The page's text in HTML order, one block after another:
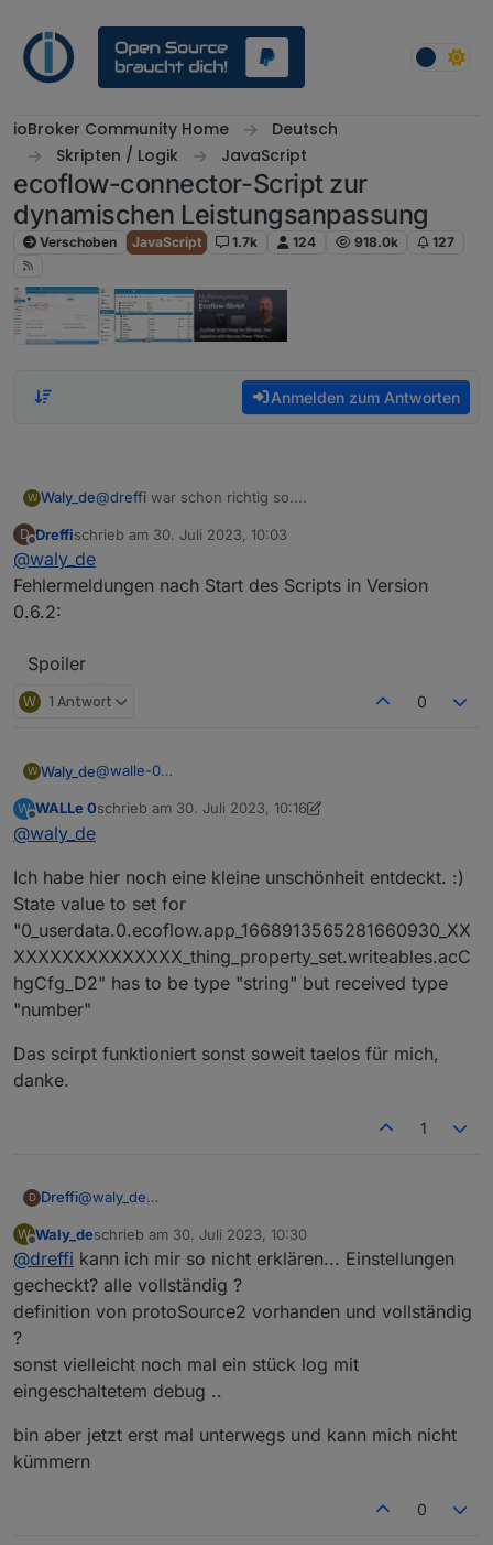
ioBroker Community Home
Deutsch
Skripten / Logik
JavaScript
ecoflow-connector-Script zur
dynamischen Leistungsanpassung
Verschoben JavaScript 1.7k 124 918.0k 127
Anmelden zum Antworten
W Waly_de@dreffi war schon richtig so....
In den Einstellungen des neuen Scripts gibt es neue
alten komplett rein kopieren.
...sonst brauch ich mal ein paar der Fehlermeldungen
D
Offline
Dreffischrieb am 30. Juli 2023, 10:03
zuletzt editiert von
@waly_de
Fehlermeldungen nach Start des Scripts in Version
0.6.2:
Spoiler
W 1 Antwort 0
W Waly_de@walle-0
W
Offline
WALLe 0schrieb am 30. Juli 2023, 10:16
zuletzt editiert von WALLe 0
@waly_de
Ich habe hier noch eine kleine unschönheit entdeckt. :)
State value to set for
"0_userdata.0.ecoflow.app_1668913565281660930_XX
XXXXXXXXXXXXXX_thing_property_set.writeables.acC
hgCfg_D2" has to be type "string" but received type
"number"
Das scirpt funktioniert sonst soweit taelos für mich,
danke.
1
D Dreffi@waly_de
Spoiler
W
Offline
Waly_deschrieb am 30. Juli 2023, 10:30
zuletzt editiert von
@dreffi kann ich mir so nicht erklären... Einstellungen
gecheckt? alle vollständig ?
definition von protoSource2 vorhanden und vollständig
?
sonst vielleicht noch mal ein stück log mit
eingeschaltetem debug ..
bin aber jetzt erst mal unterwegs und kann mich nicht
kümmern
0